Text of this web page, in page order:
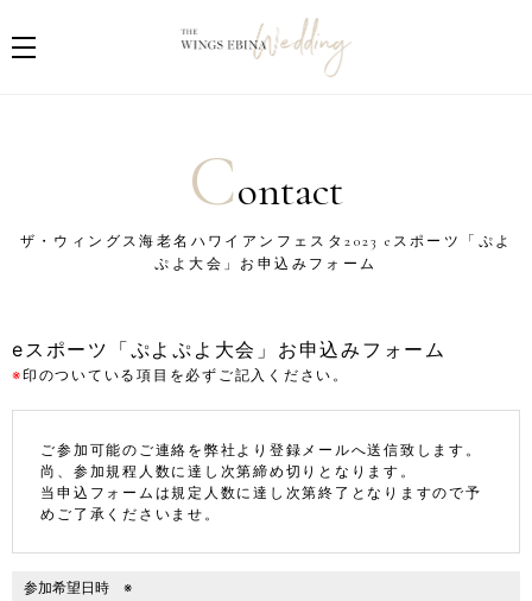
Contact
ザ・ウィングス海老名ハワイアンフェスタ2023 eスポーツ「ぷよ
ぷよ大会」お申込みフォーム
eスポーツ「ぷよぷよ大会」お申込みフォーム
※印のついている項目を必ずご記入ください。
ご参加可能のご連絡を弊社より登録メールへ送信致します。
尚、参加規程人数に達し次第締め切りとなります。
当申込フォームは規定人数に達し次第終了となりますので予
めご了承くださいませ。
参加希望日時 ※